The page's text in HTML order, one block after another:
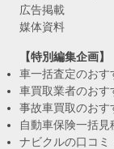
広告掲載
媒体資料
【特別編集企画】
車一括査定のおす
車買取業者のおす
事故車買取のおす
自動車保険一括
ナビクルの口コミ